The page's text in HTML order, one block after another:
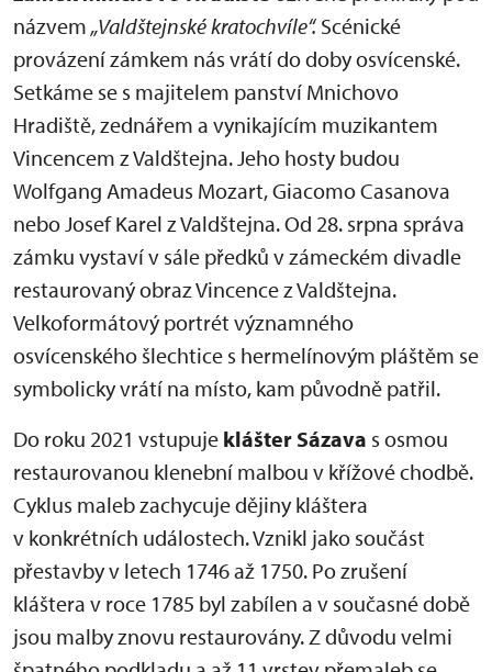
názvem „Valdštejnské kratochvíle“. Scénické
provázení zámkem nás vrátí do doby osvícenské.
Setkáme se s majitelem panství Mnichovo
Hradiště, zednářem a vynikajícím muzikantem
Vincencem z Valdštejna. Jeho hosty budou
Wolfgang Amadeus Mozart, Giacomo Casanova
nebo Josef Karel z Valdštejna. Od 28. srpna správa
zámku vystaví v sále předků v zámeckém divadle
restaurovaný obraz Vincence z Valdštejna.
Velkoformátový portrét významného
osvícenského šlechtice s hermelínovým pláštěm se
symbolicky vrátí na místo, kam původně patřil.
Do roku 2021 vstupuje klášter Sázava s osmou
restaurovanou klenební malbou v křížové chodbě.
Cyklus maleb zachycuje dějiny kláštera
v konkrétních událostech. Vznikl jako součást
přestavby v letech 1746 až 1750. Po zrušení
kláštera v roce 1785 byl zabílen a v současné době
jsou malby znovu restaurovány. Z důvodu velmi